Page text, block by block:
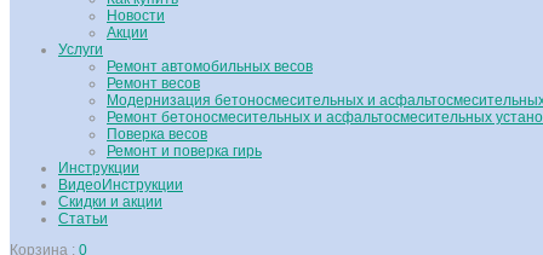
Новости
Акции
Услуги
Ремонт автомобильных весов
Ремонт весов
Модернизация бетоносмесительных и
Ремонт бетоносмесительных и асфальтосмесительных
Поверка весов
Ремонт и поверка гирь
Инструкции
ВидеоИнструкции
Скидки и акции
Статьи
Корзина : 0